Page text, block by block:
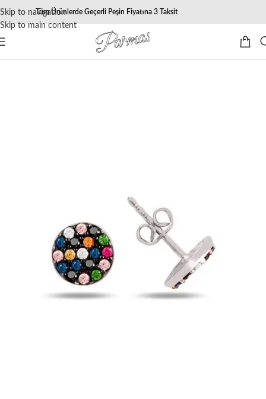
Skip to navigation
Skip to main content
Tüm Ürünlerde Geçerli Peşin Fiyatına 3 Taksit